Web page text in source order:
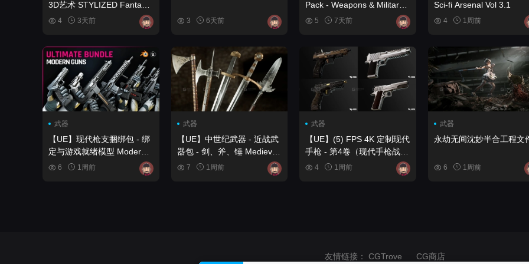
3D艺术 STYLIZED Fantasy
Armory - Low Poly 3D Art
4 3天前 3 6天前
Pack - Weapons & Military
Vol.2
5 7天前
Sci-fi Arsenal Vol 3.1
4 1周前
武器
【UE】现代枪支捆绑包 - 绑
定与游戏就绪模型 Modern
Guns Bundle - Rigged &
6 1周前
武器
【UE】中世纪武器 - 近战武
器包 - 剑、斧、锤 Medieval
Weapons - Melee Weapons
7 1周前
武器
【UE】(5) FPS 4K 定制现代
手枪 - 第4卷（现代手枪战术
手枪） (5) FPS 4K Custom
Modern Handguns - VOL.4
4 1周前
武器
永劫无间沈妙半合工程文
6 1周前
友情链接： CGTrove CG商店